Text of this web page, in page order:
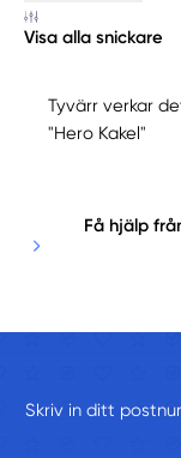
Visa alla snickare
Tyvärr verkar
"Hero Kakel"
Få hjälp
Skriv in ditt